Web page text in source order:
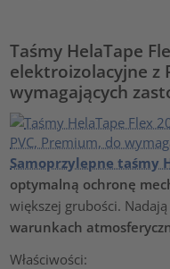
Taśmy HelaTape
elektroizolacyjne z
wymagających
Samoprzylepne taśmy
optymalną ochronę
większej grubości. Nadają
warunkach
Właściwości: